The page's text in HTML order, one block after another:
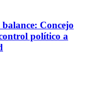
Concejo
político a